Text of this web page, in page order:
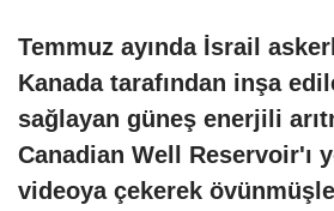
Temmuz ayında İsrail
Kanada tarafından inşa
sağlayan güneş enerjili
Canadian Well Reservoir'ı
videoya çekerek